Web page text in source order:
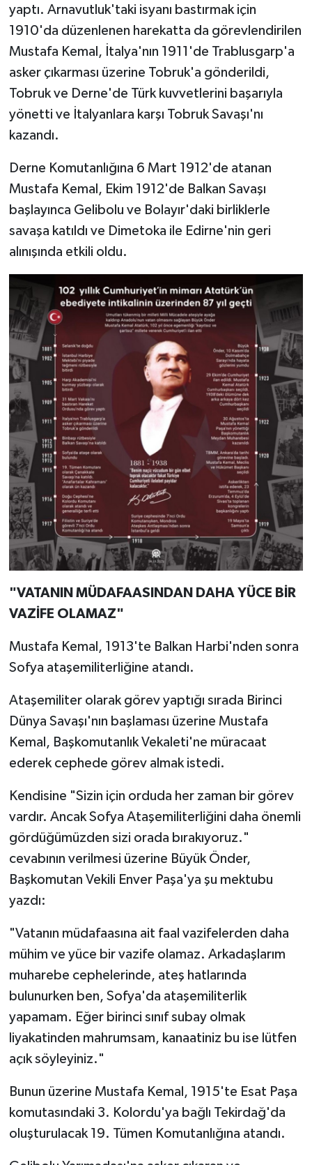
yaptı. Arnavutluk'taki isyanı bastırmak için
1910'da düzenlenen harekatta da görevlendirilen
Mustafa Kemal, İtalya'nın 1911'de Trablusgarp'a
asker çıkarması üzerine Tobruk'a gönderildi,
Tobruk ve Derne'de Türk kuvvetlerini başarıyla
yönetti ve İtalyanlara karşı Tobruk Savaşı'nı
kazandı.
Derne Komutanlığına 6 Mart 1912'de atanan
Mustafa Kemal, Ekim 1912'de Balkan Savaşı
başlayınca Gelibolu ve Bolayır'daki birliklerle
savaşa katıldı ve Dimetoka ile Edirne'nin geri
alınışında etkili oldu.
"VATANIN MÜDAFAASINDAN DAHA YÜCE BİR
VAZİFE OLAMAZ"
Mustafa Kemal, 1913'te Balkan Harbi'nden sonra
Sofya ataşemiliterliğine atandı.
Ataşemiliter olarak görev yaptığı sırada Birinci
Dünya Savaşı'nın başlaması üzerine Mustafa
Kemal, Başkomutanlık Vekaleti'ne müracaat
ederek cephede görev almak istedi.
Kendisine "Sizin için orduda her zaman bir görev
vardır. Ancak Sofya Ataşemiliterliğini daha önemli
gördüğümüzden sizi orada bırakıyoruz."
cevabının verilmesi üzerine Büyük Önder,
Başkomutan Vekili Enver Paşa'ya şu mektubu
yazdı:
"Vatanın müdafaasına ait faal vazifelerden daha
mühim ve yüce bir vazife olamaz. Arkadaşlarım
muharebe cephelerinde, ateş hatlarında
bulunurken ben, Sofya'da ataşemiliterlik
yapamam. Eğer birinci sınıf subay olmak
liyakatinden mahrumsam, kanaatiniz bu ise lütfen
açık söyleyiniz."
Bunun üzerine Mustafa Kemal, 1915'te Esat Paşa
komutasındaki 3. Kolordu'ya bağlı Tekirdağ'da
oluşturulacak 19. Tümen Komutanlığına atandı.